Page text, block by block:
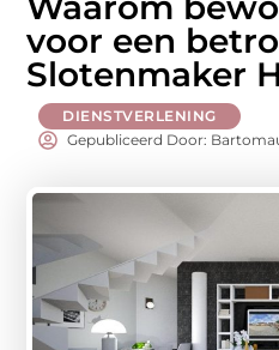
voor een
Slotenmaker
DIENSTVERLENING
Gepubliceerd Door: